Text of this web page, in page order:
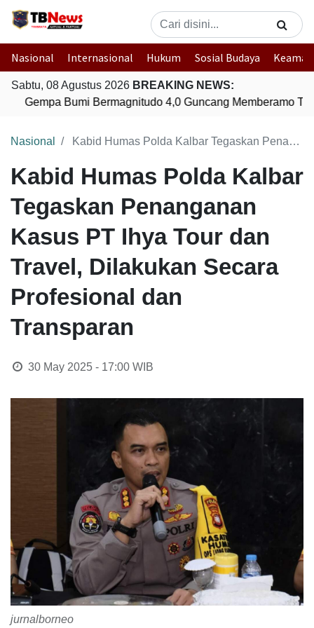
Nasional Internasional Hukum Sosial Budaya
Sabtu, 08 Agustus 2026 BREAKING NEWS:
Gempa Bumi Bermagnitudo 4,0 Guncang Memberamo
Nasional Kabid Humas Polda Kalbar Tegaskan Penanganan Kasus PT Ihya Tour dan Travel, Dilakukan Secara Profesional dan Transparan
Kabid Humas Polda Kalbar
Tegaskan Penanganan
Kasus PT Ihya Tour dan
Travel, Dilakukan Secara
Profesional dan
Transparan
30 May 2025 - 17:00WIB
jurnalborneo